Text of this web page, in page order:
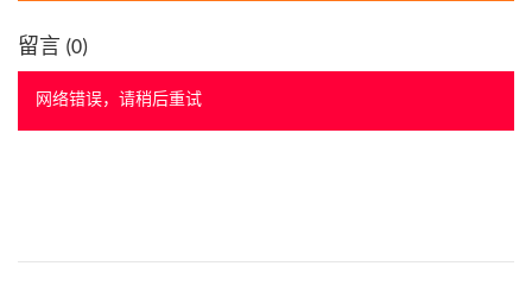
留言 (0)
网络错误，请稍后重试